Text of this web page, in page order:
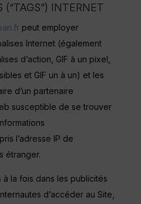
INTERNET
peut employer
Internet (également
d’action, GIF à un pixel,
et GIF un à un) et les
d’un partenaire
susceptible de se trouver
l’adresse IP de
étranger.
la fois dans les publicités
d’accéder au Site,